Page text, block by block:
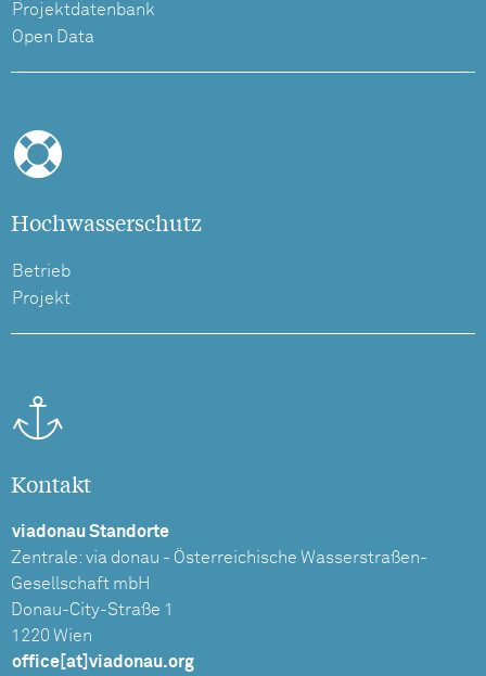
Projektdatenbank
Open Data
Hochwasserschutz
Betrieb
Projekt
Kontakt
viadonau Standorte
Zentrale: via donau - Österreichische Wasserstraßen-
Gesellschaft mbH
Donau-City-Straße 1
1220 Wien
office[at]viadonau.org